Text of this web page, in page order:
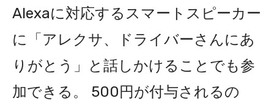
Alexaに対応するスマートスピーカー
に「アレクサ、ドライバーさんにあ
りがとう」と話しかけることでも参
加できる。 500円が付与されるの